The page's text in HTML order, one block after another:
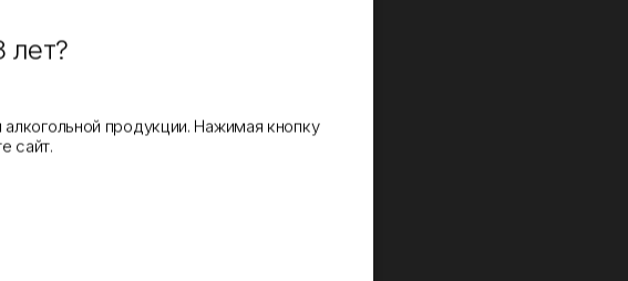
лет?
продукции. Нажимая кнопку
сайт.